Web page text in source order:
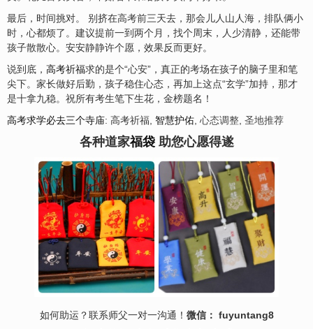
最后，时间挑对。 别挤在高考前三天去，那会儿人山人海，排队俩小
时，心都烦了。建议提前一到两个月，找个周末，人少清静，还能带
孩子散散心。安安静静许个愿，效果反而更好。
说到底， 高考祈福求的是个“心安”，真正的考场在孩子的脑子里和笔
尖下。家长做好后勤，孩子稳住心态，再加上这点“玄学”加持，那才
是十拿九稳。祝所有考生笔下生花，金榜题名！
高考求学必去三个寺庙: 高考祈福, 智慧护佑, 心态调整, 圣地推荐
各种道家福袋助您心愿得遂
如何助运？联系师父一对一沟通！ 微信： fuyuntang8